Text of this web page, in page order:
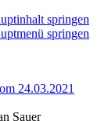
springen
springen
24.03.2021
Sauer